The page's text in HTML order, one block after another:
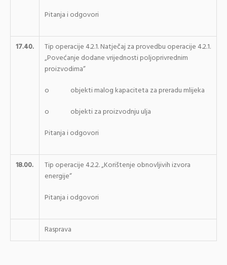
Pitanja i odgovori
17.40.
Tip operacije 4.2.1. Natječaj za provedbu operacije 4.2.1.
„Povećanje dodane vrijednosti poljoprivrednim
proizvodima“
o objekti malog kapaciteta za preradu mlijeka
o objekti za proizvodnju ulja
Pitanja i odgovori
18.00.
Tip operacije 4.2.2. „Korištenje obnovljivih izvora
energije“
Pitanja i odgovori
Rasprava